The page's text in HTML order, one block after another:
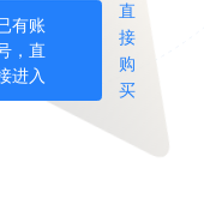
有账
，直
进入
直
接
购
买